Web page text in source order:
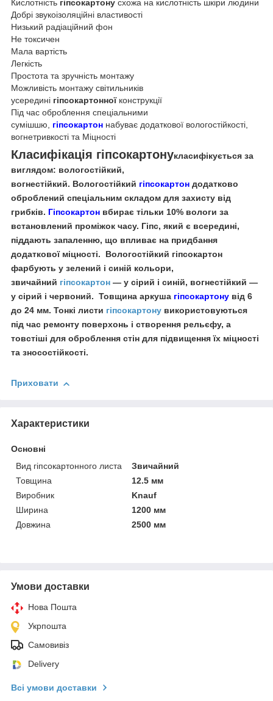
Кислотність гіпсокартону схожа на кислотність шкіри людини
Добрі звукоізоляційні властивості
Низький радіаційний фон
Не токсичен
Мала вартість
Легкість
Простота та зручність монтажу
Можливість монтажу світильників
усередині гіпсокартонноїконструкції
Під час оброблення спеціальними
сумішшю, гіпсокартон набуває додаткової вологостійкості,
вогнетривкості та Міцності
Класифікація гіпсокартонукласифікується за
виглядом: вологостійкий,
вогнестійкий. Вологостійкий гіпсокартон додатково
оброблений спеціальним складом для захисту від
грибків. Гіпсокартон вбирає тільки 10% вологи за
встановлений проміжок часу. Гіпс, який є всередині,
піддають запаленню, що впливає на придбання
додаткової міцності. Вологостійкий гіпсокартон
фарбують у зелений і синій кольори,
звичайний гіпсокартон — у сірий і синій, вогнестійкий —
у сірий і червоний. Товщина аркуша гіпсокартону від 6
до 24 мм. Тонкі листи гіпсокартону використовуються
під час ремонту поверхонь і створення рельєфу, а
товстіші для оброблення стін для підвищення їх міцності
та зносостійкості.
Приховати
Характеристики
Основні
Вид гіпсокартонного листа
Звичайний
Товщина
12.5 мм
Виробник
Knauf
Ширина
1200 мм
Довжина
2500 мм
Умови доставки
Нова Пошта
Укрпошта
Самовивіз
Delivery
Всі умови доставки